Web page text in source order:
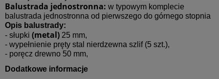
Balustrada jednostronna: w typowym komplecie
balustrada jednostronna od pierwszego do górnego stopnia
Opis balustrady:
- słupki (metal) 25 mm,
- wypełnienie pręty stal nierdzewna szlif (5 szt.),
- poręcz drewno 50 mm,
Dodatkowe informacje